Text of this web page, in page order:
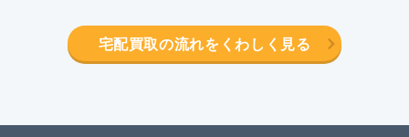
宅配買取の流れをくわしく見る